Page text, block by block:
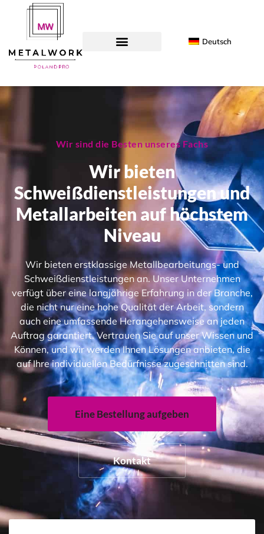
Deutsch
Wir sind die Besten unseres Fachs
Wir bieten
Schweißdienstleistungen und
Metallarbeiten auf höchstem
Niveau
Wir bieten erstklassige Metallbearbeitungs- und
Schweißdienstleistungen an. Unser Unternehmen
verfügt über eine langjährige Erfahrung in der Branche,
die nicht nur eine hohe Qualität der Arbeit, sondern
auch eine umfassende Herangehensweise an jeden
Auftrag garantiert. Vertrauen Sie auf unser Wissen und
Können, und wir werden Ihnen Lösungen anbieten, die
auf Ihre individuellen Bedürfnisse zugeschnitten sind.
Eine Bestellung aufgeben
Kontakt